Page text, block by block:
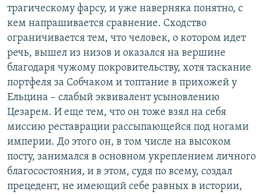
трагическому фарсу, и уже наверняка понятно, с
кем напрашивается сравнение. Сходство
ограничивается тем, что человек, о котором идет
речь, вышел из низов и оказался на вершине
благодаря чужому покровительству, хотя таскание
портфеля за Собчаком и топтание в прихожей у
Ельцина – слабый эквивалент усыновлению
Цезарем. И еще тем, что он тоже взял на себя
миссию реставрации рассыпающейся под ногами
империи. До этого он, в том числе на высоком
посту, занимался в основном укреплением личного
благосостояния, и в этом, судя по всему, создал
прецедент, не имеющий себе равных в истории,